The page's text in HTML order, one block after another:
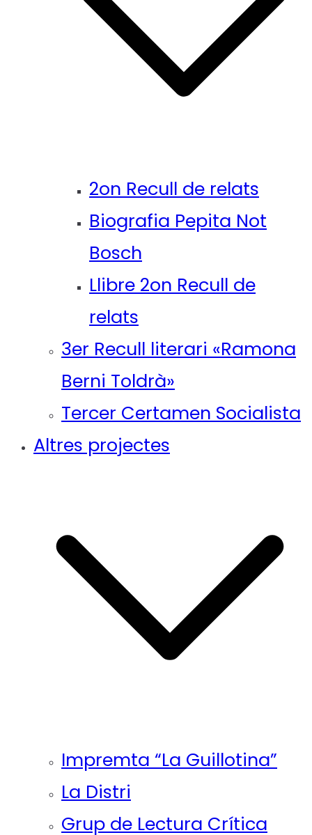
2on Recull de relats
Biografia Pepita Not
Bosch
Llibre 2on Recull de
relats
3er Recull literari «Ramona
Berni Toldrà»
Tercer Certamen Socialista
Altres projectes
Impremta “La Guillotina”
La Distri
Grup de Lectura Crítica